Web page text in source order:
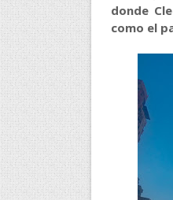
donde
como el